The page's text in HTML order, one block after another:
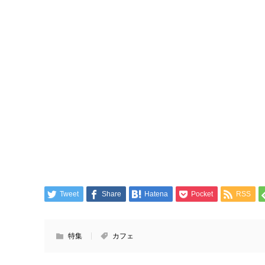
Tweet Share Hatena Pocket RSS
特集 カフェ